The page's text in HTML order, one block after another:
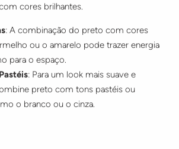
cores brilhantes.
: A combinação do preto com cores
ou o amarelo pode trazer energia
para o espaço.
: Para um look mais suave e
preto com tons pastéis ou
o branco ou o cinza.